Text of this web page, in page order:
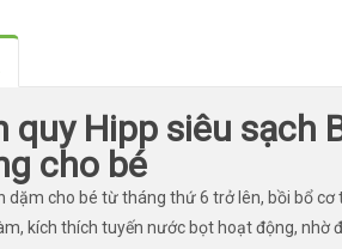
quy Hipp siêu sạch
cho bé
dặm cho bé từ tháng thứ 6 trở lên, bồi bổ
kích thích tuyến nước bọt hoạt động, nhờ